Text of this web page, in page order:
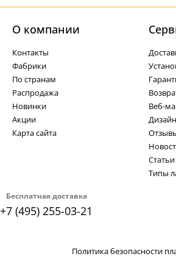
Бесплатная доставка
+7 (495) 255-03-21
О компании
Контакты
Фабрики
По странам
Распродажа
Новинки
Акции
Карта сайта
Веб-
Статьи
Типы
Политика безопасности